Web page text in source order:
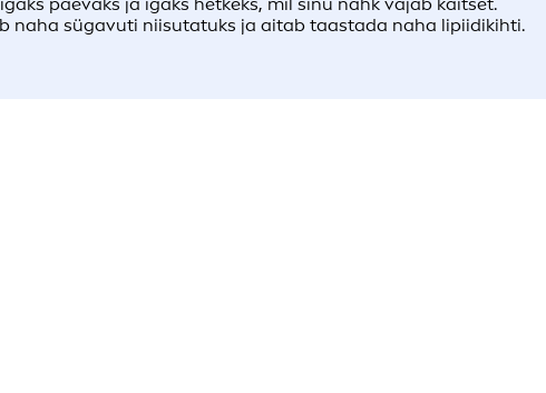
päevaks ja igaks hetkeks, mil sinu nahk vajab kaitset.
naha sügavuti niisutatuks ja aitab taastada naha lipiidikihti.